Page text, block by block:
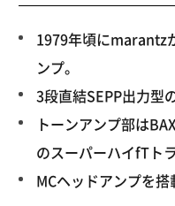
1979年頃にmarantz
ンプ。
3段直結SEPP出力型
トーンアンプ部は
のスーパーハイfTト
MCヘッドアンプを搭